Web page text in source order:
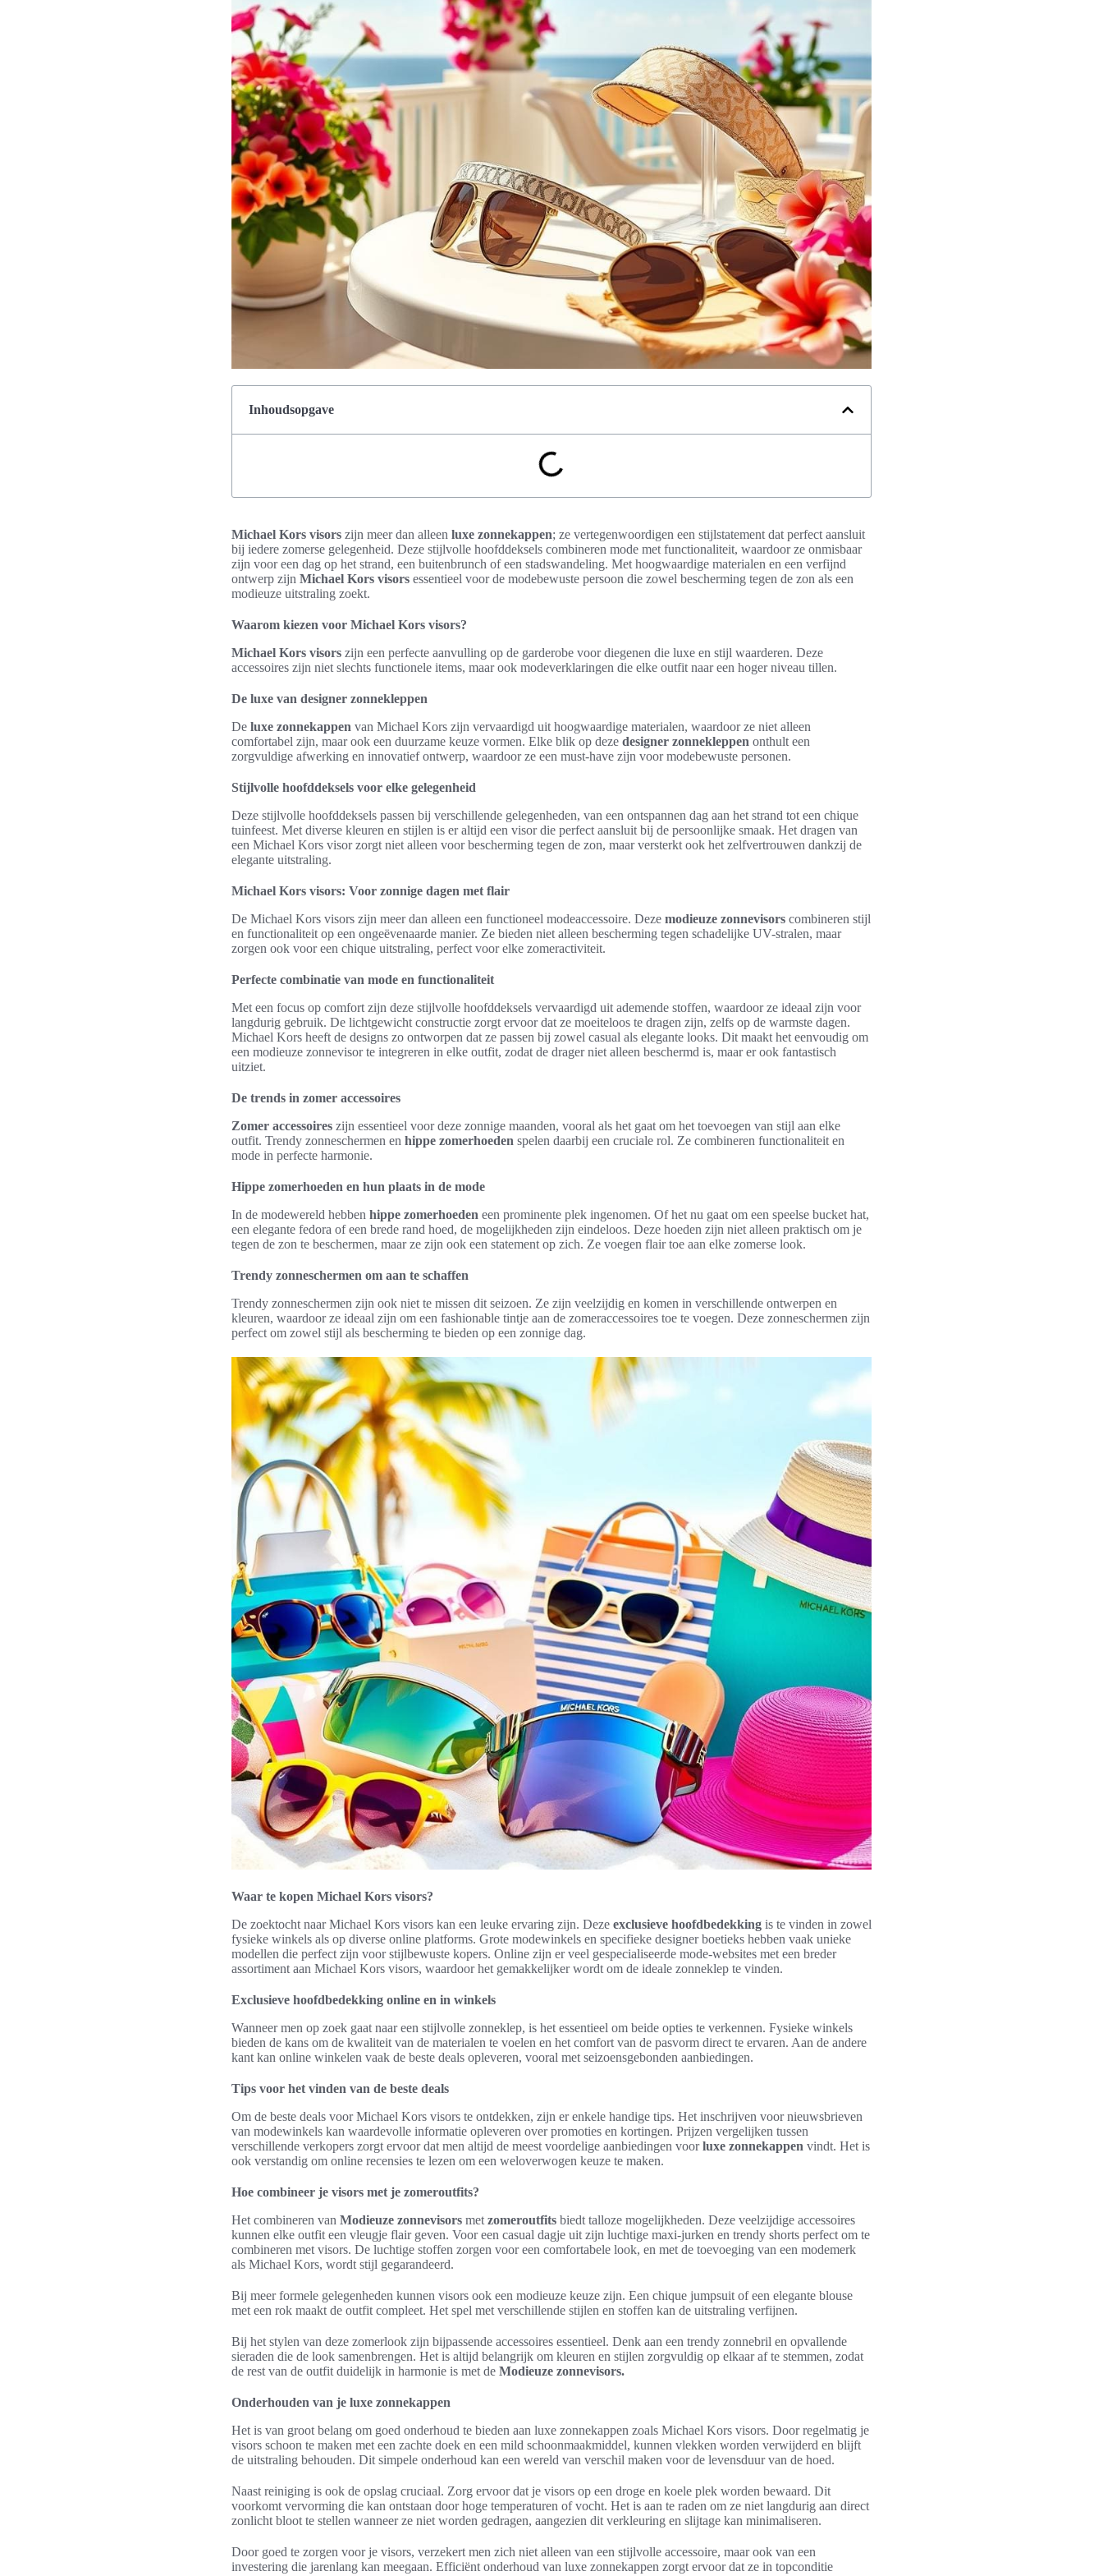
Inhoudsopgave
Michael Kors visors zijn meer dan alleen luxe zonnekappen; ze vertegenwoordigen een stijlstatement dat perfect aansluit
bij iedere zomerse gelegenheid. Deze stijlvolle hoofddeksels combineren mode met functionaliteit, waardoor ze onmisbaar
zijn voor een dag op het strand, een buitenbrunch of een stadswandeling. Met hoogwaardige materialen en een verfijnd
ontwerp zijn Michael Kors visors essentieel voor de modebewuste persoon die zowel bescherming tegen de zon als een
modieuze uitstraling zoekt.
Waarom kiezen voor Michael Kors visors?
Michael Kors visors zijn een perfecte aanvulling op de garderobe voor diegenen die luxe en stijl waarderen. Deze
accessoires zijn niet slechts functionele items, maar ook modeverklaringen die elke outfit naar een hoger niveau tillen.
De luxe van designer zonnekleppen
De luxe zonnekappen van Michael Kors zijn vervaardigd uit hoogwaardige materialen, waardoor ze niet alleen
comfortabel zijn, maar ook een duurzame keuze vormen. Elke blik op deze designer zonnekleppen onthult een
zorgvuldige afwerking en innovatief ontwerp, waardoor ze een must-have zijn voor modebewuste personen.
Stijlvolle hoofddeksels voor elke gelegenheid
Deze stijlvolle hoofddeksels passen bij verschillende gelegenheden, van een ontspannen dag aan het strand tot een chique
tuinfeest. Met diverse kleuren en stijlen is er altijd een visor die perfect aansluit bij de persoonlijke smaak. Het dragen van
een Michael Kors visor zorgt niet alleen voor bescherming tegen de zon, maar versterkt ook het zelfvertrouwen dankzij de
elegante uitstraling.
Michael Kors visors: Voor zonnige dagen met flair
De Michael Kors visors zijn meer dan alleen een functioneel modeaccessoire. Deze modieuze zonnevisors combineren stijl
en functionaliteit op een ongeëvenaarde manier. Ze bieden niet alleen bescherming tegen schadelijke UV-stralen, maar
zorgen ook voor een chique uitstraling, perfect voor elke zomeractiviteit.
Perfecte combinatie van mode en functionaliteit
Met een focus op comfort zijn deze stijlvolle hoofddeksels vervaardigd uit ademende stoffen, waardoor ze ideaal zijn voor
langdurig gebruik. De lichtgewicht constructie zorgt ervoor dat ze moeiteloos te dragen zijn, zelfs op de warmste dagen.
Michael Kors heeft de designs zo ontworpen dat ze passen bij zowel casual als elegante looks. Dit maakt het eenvoudig om
een modieuze zonnevisor te integreren in elke outfit, zodat de drager niet alleen beschermd is, maar er ook fantastisch
uitziet.
De trends in zomer accessoires
Zomer accessoires zijn essentieel voor deze zonnige maanden, vooral als het gaat om het toevoegen van stijl aan elke
outfit. Trendy zonneschermen en hippe zomerhoeden spelen daarbij een cruciale rol. Ze combineren functionaliteit en
mode in perfecte harmonie.
Hippe zomerhoeden en hun plaats in de mode
In de modewereld hebben hippe zomerhoeden een prominente plek ingenomen. Of het nu gaat om een speelse bucket hat,
een elegante fedora of een brede rand hoed, de mogelijkheden zijn eindeloos. Deze hoeden zijn niet alleen praktisch om je
tegen de zon te beschermen, maar ze zijn ook een statement op zich. Ze voegen flair toe aan elke zomerse look.
Trendy zonneschermen om aan te schaffen
Trendy zonneschermen zijn ook niet te missen dit seizoen. Ze zijn veelzijdig en komen in verschillende ontwerpen en
kleuren, waardoor ze ideaal zijn om een fashionable tintje aan de zomeraccessoires toe te voegen. Deze zonneschermen zijn
perfect om zowel stijl als bescherming te bieden op een zonnige dag.
Waar te kopen Michael Kors visors?
De zoektocht naar Michael Kors visors kan een leuke ervaring zijn. Deze exclusieve hoofdbedekking is te vinden in zowel
fysieke winkels als op diverse online platforms. Grote modewinkels en specifieke designer boetieks hebben vaak unieke
modellen die perfect zijn voor stijlbewuste kopers. Online zijn er veel gespecialiseerde mode-websites met een breder
assortiment aan Michael Kors visors, waardoor het gemakkelijker wordt om de ideale zonneklep te vinden.
Exclusieve hoofdbedekking online en in winkels
Wanneer men op zoek gaat naar een stijlvolle zonneklep, is het essentieel om beide opties te verkennen. Fysieke winkels
bieden de kans om de kwaliteit van de materialen te voelen en het comfort van de pasvorm direct te ervaren. Aan de andere
kant kan online winkelen vaak de beste deals opleveren, vooral met seizoensgebonden aanbiedingen.
Tips voor het vinden van de beste deals
Om de beste deals voor Michael Kors visors te ontdekken, zijn er enkele handige tips. Het inschrijven voor nieuwsbrieven
van modewinkels kan waardevolle informatie opleveren over promoties en kortingen. Prijzen vergelijken tussen
verschillende verkopers zorgt ervoor dat men altijd de meest voordelige aanbiedingen voorluxe zonnekappen vindt. Het is
ook verstandig om online recensies te lezen om een weloverwogen keuze te maken.
Hoe combineer je visors met je zomeroutfits?
Het combineren van Modieuze zonnevisors met zomeroutfits biedt talloze mogelijkheden. Deze veelzijdige accessoires
kunnen elke outfit een vleugje flair geven. Voor een casual dagje uit zijn luchtige maxi-jurken en trendy shorts perfect om te
combineren met visors. De luchtige stoffen zorgen voor een comfortabele look, en met de toevoeging van een modemerk
als Michael Kors, wordt stijl gegarandeerd.
Bij meer formele gelegenheden kunnen visors ook een modieuze keuze zijn. Een chique jumpsuit of een elegante blouse
met een rok maakt de outfit compleet. Het spel met verschillende stijlen en stoffen kan de uitstraling verfijnen.
Bij het stylen van deze zomerlook zijn bijpassende accessoires essentieel. Denk aan een trendy zonnebril en opvallende
sieraden die de look samenbrengen. Het is altijd belangrijk om kleuren en stijlen zorgvuldig op elkaar af te stemmen, zodat
de rest van de outfit duidelijk in harmonie is met de Modieuze zonnevisors.
Onderhouden van je luxe zonnekappen
Het is van groot belang om goed onderhoud te bieden aan luxe zonnekappen zoals Michael Kors visors. Door regelmatig je
visors schoon te maken met een zachte doek en een mild schoonmaakmiddel, kunnen vlekken worden verwijderd en blijft
de uitstraling behouden. Dit simpele onderhoud kan een wereld van verschil maken voor de levensduur van de hoed.
Naast reiniging is ook de opslag cruciaal. Zorg ervoor dat je visors op een droge en koele plek worden bewaard. Dit
voorkomt vervorming die kan ontstaan door hoge temperaturen of vocht. Het is aan te raden om ze niet langdurig aan direct
zonlicht bloot te stellen wanneer ze niet worden gedragen, aangezien dit verkleuring en slijtage kan minimaliseren.
Door goed te zorgen voor je visors, verzekert men zich niet alleen van een stijlvolle accessoire, maar ook van een
investering die jarenlang kan meegaan. Efficiënt onderhoud van luxe zonnekappen zorgt ervoor dat ze in topconditie